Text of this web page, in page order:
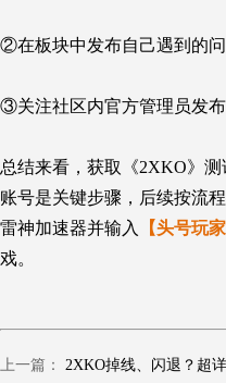
②在板块中发布自己遇到的
③关注社区内官方管理员发
总结来看，获取《2XKO》
账号是关键步骤，后续按流
雷神加速器并输入
【头号玩家
戏。
上一篇： 2XKO掉线、闪退？超